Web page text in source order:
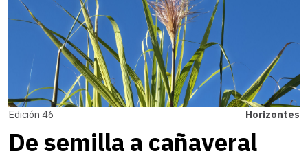
Edición 46 Horizontes
De semilla a cañaveral